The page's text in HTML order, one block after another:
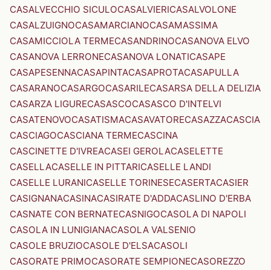
CASALVECCHIO SICULOCASALVIERICASALVOLONE
CASALZUIGNOCASAMARCIANOCASAMASSIMA
CASAMICCIOLA TERMECASANDRINOCASANOVA ELVO
CASANOVA LERRONECASANOVA LONATICASAPE
CASAPESENNACASAPINTACASAPROTACASAPULLA
CASARANOCASARGOCASARILECASARSA DELLA DELIZIA
CASARZA LIGURECASASCOCASASCO D'INTELVI
CASATENOVOCASATISMACASAVATORECASAZZACASCIA
CASCIAGOCASCIANA TERMECASCINA
CASCINETTE D'IVREACASEI GEROLACASELETTE
CASELLACASELLE IN PITTARICASELLE LANDI
CASELLE LURANICASELLE TORINESECASERTACASIER
CASIGNANACASINACASIRATE D'ADDACASLINO D'ERBA
CASNATE CON BERNATECASNIGOCASOLA DI NAPOLI
CASOLA IN LUNIGIANACASOLA VALSENIO
CASOLE BRUZIOCASOLE D'ELSACASOLI
CASORATE PRIMOCASORATE SEMPIONECASOREZZO